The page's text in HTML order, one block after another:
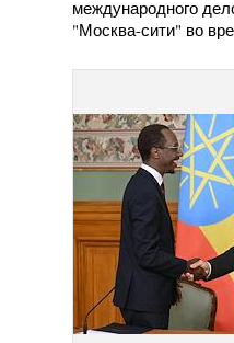
международного
"Москва-сити" во